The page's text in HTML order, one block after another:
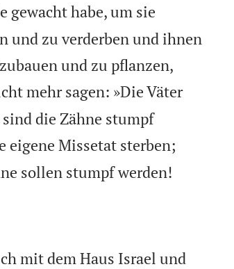
gewacht habe, um sie
und zu verderben und ihnen
und zu pflanzen,
mehr sagen: »Die Väter
die Zähne stumpf
eigene Missetat sterben;
sollen stumpf werden!
mit dem Haus Israel und